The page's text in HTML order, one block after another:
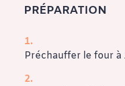
PRÉPARATION
Préchauffer le four à